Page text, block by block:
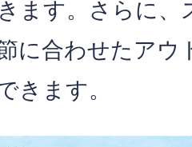
ます。さらに、
に合わせたアウ
きます。